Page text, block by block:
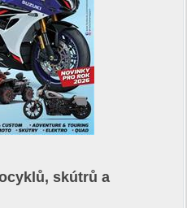
skútrů a